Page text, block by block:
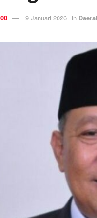
9 Januari 2026 in